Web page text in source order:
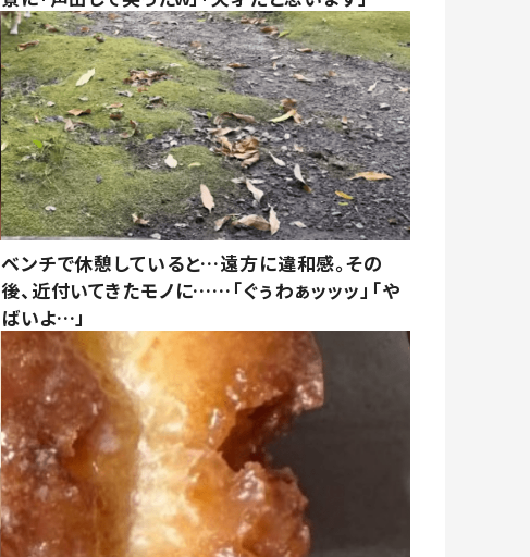
ベンチで休憩していると…遠方に違和感。その
後、近付いてきたモノに……「ぐぅわぁッッッ」「や
ばいよ…」